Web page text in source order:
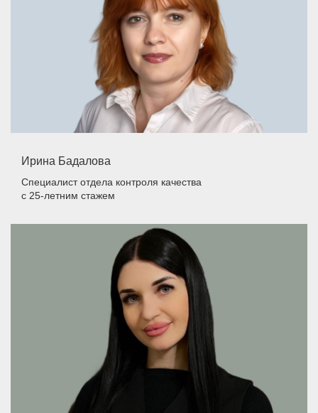
Ирина Бадалова
Специалист отдела контроля качества
с 25-летним стажем